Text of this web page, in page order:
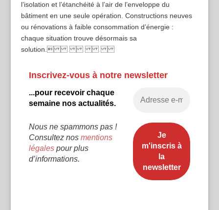
l’isolation et l’étanchéité à l’air de l’enveloppe du
bâtiment en une seule opération. Constructions neuves
ou rénovations à faible consommation d’énergie :
chaque situation trouve désormais sa
solution.
Inscrivez-vous à notre newsletter
...pour recevoir chaque
semaine nos actualités.
Nous ne spammons pas !
Consultez nos mentions
légalespour plus
d’informations.